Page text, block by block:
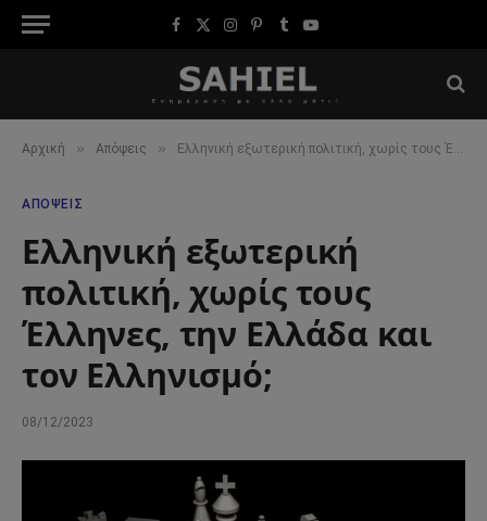
Facebook
X
Instagram
Pinterest
TumblrYouTube
Αρχική » Απόψεις » Ελληνική εξωτερική πολιτική, χωρίς τους Έλληνες, την Ελλάδα και τον Ελληνισμό;
ΑΠΌΨΕΙΣ
Ελληνική εξωτερική
πολιτική, χωρίς τους
Έλληνες, την Ελλάδα και
τον Ελληνισμό;
08/12/2023